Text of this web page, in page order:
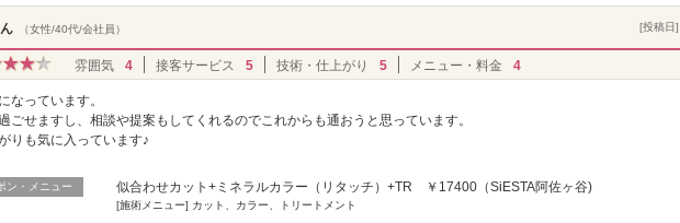
（女性/40代/会社員） [投稿日
雰囲気 4 接客サービス 5 技術・仕上がり 5 メニュー・料金 4
なっています。
ごせますし、相談や提案もしてくれるのでこれからも通おうと思っています。
りも気に入っています♪
ン・メニュー 似合わせカット+ミネラルカラー（リタッチ）+TR ￥17400（SiESTA阿佐ヶ谷)
[施術メニュー] カット、カラー、トリートメント